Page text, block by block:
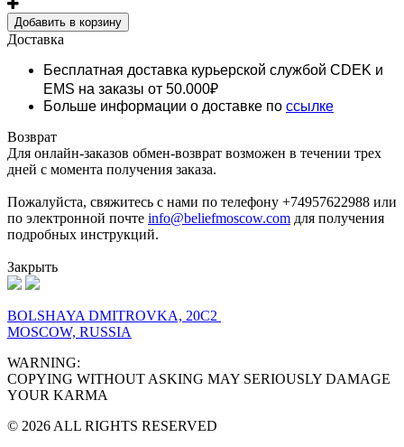
Добавить в корзину
Доставка
Бесплатная доставка курьерской службой CDEK и
EMS на заказы от 50.000₽
Больше информации о доставке по ссылке
Возврат
Для онлайн-заказов обмен-возврат возможен в течении трех
дней с момента получения заказа.
Пожалуйста, свяжитесь с нами по телефону +74957622988 или
по электронной почте info@beliefmoscow.com для получения
подробных инструкций.
Закрыть
BOLSHAYA DMITROVKA, 20C2
MOSCOW, RUSSIA
WARNING:
COPYING WITHOUT ASKING MAY SERIOUSLY DAMAGE
YOUR KARMA
© 2026 ALL RIGHTS RESERVED